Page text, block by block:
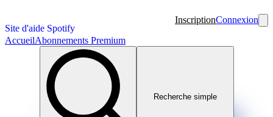
Site d'aide Spotify
InscriptionConnexion
AccueilAbonnements Premium
Recherche simple